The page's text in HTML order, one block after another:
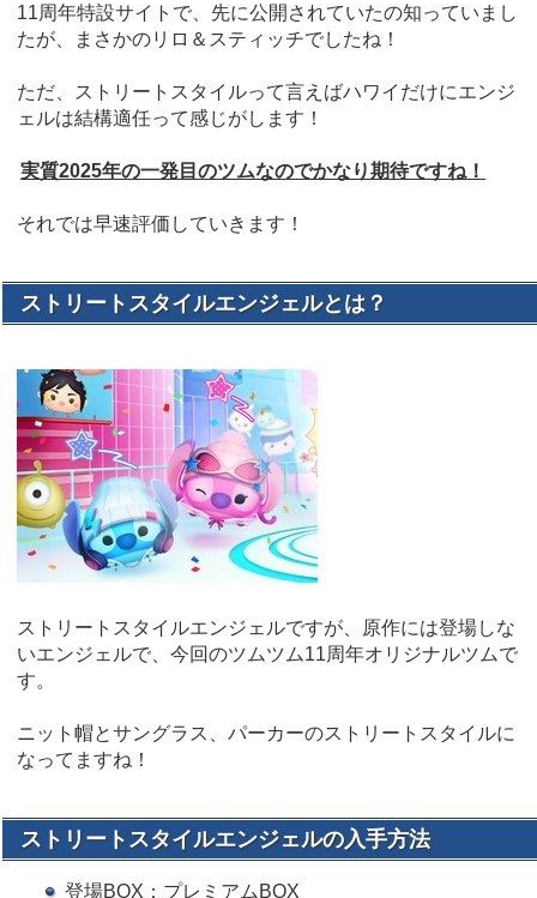
11周年特設サイトで、先に公開されていたの知っていまし
たが、まさかのリロ＆スティッチでしたね！
ただ、ストリートスタイルって言えばハワイだけにエンジ
ェルは結構適任って感じがします！
実質2025年の一発目のツムなのでかなり期待ですね！
それでは早速評価していきます！
ストリートスタイルエンジェルとは？
ストリートスタイルエンジェルですが、原作には登場しな
いエンジェルで、今回のツムツム11周年オリジナルツムで
す。
ニット帽とサングラス、パーカーのストリートスタイルに
なってますね！
ストリートスタイルエンジェルの入手方法
登場BOX：プレミアムBOX